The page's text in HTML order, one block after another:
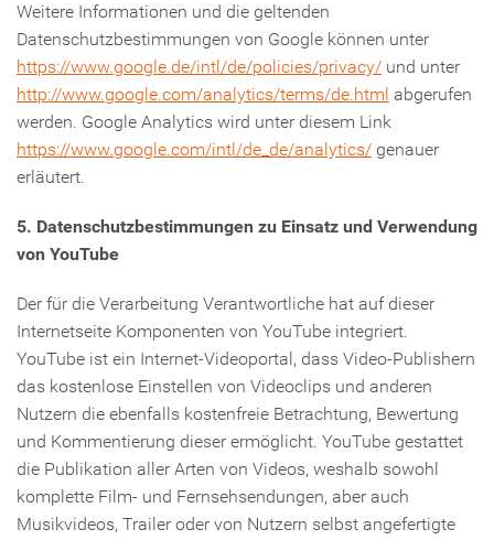
Weitere Informationen und die geltenden
Datenschutzbestimmungen von Google können unter
https://www.google.de/intl/de/policies/privacy/ und unter
http://www.google.com/analytics/terms/de.html abgerufen
werden. Google Analytics wird unter diesem Link
https://www.google.com/intl/de_de/analytics/ genauer
erläutert.
5. Datenschutzbestimmungen zu Einsatz und Verwendung
von YouTube
Der für die Verarbeitung Verantwortliche hat auf dieser
Internetseite Komponenten von YouTube integriert.
YouTube ist ein Internet-Videoportal, dass Video-Publishern
das kostenlose Einstellen von Videoclips und anderen
Nutzern die ebenfalls kostenfreie Betrachtung, Bewertung
und Kommentierung dieser ermöglicht. YouTube gestattet
die Publikation aller Arten von Videos, weshalb sowohl
komplette Film- und Fernsehsendungen, aber auch
Musikvideos, Trailer oder von Nutzern selbst angefertigte